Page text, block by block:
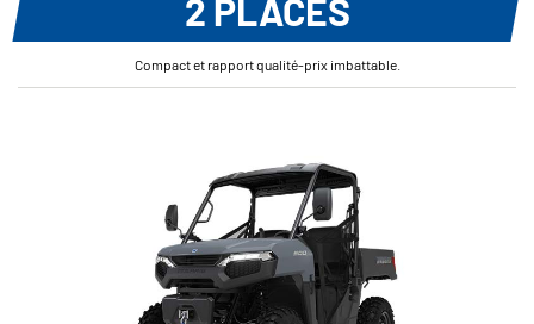
2 PLACES
Compact et rapport qualité-prix imbattable.